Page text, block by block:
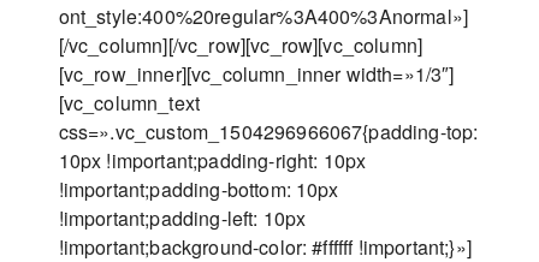
ont_style:400%20regular%3A400%3Anormal»]
[/vc_column][/vc_row][vc_row][vc_column]
[vc_row_inner][vc_column_inner width=»1/3″]
[vc_column_text
css=».vc_custom_1504296966067{padding-top:
10px !important;padding-right: 10px
!important;padding-bottom: 10px
!important;padding-left: 10px
!important;background-color: #ffffff !important;}»]